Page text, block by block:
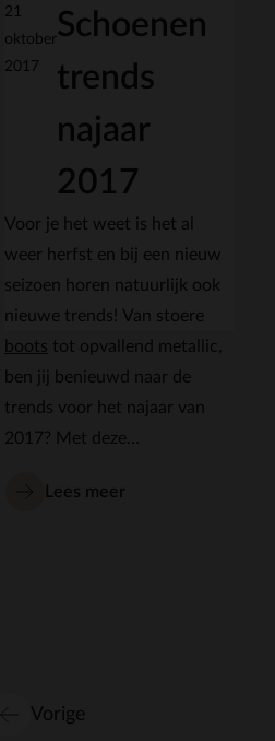
21
oktober
2017
Schoenen
trends
najaar
2017
Voor je het weet is het al
weer herfst en bij een nieuw
seizoen horen natuurlijk ook
nieuwe trends! Van stoere
boots tot opvallend metallic,
ben jij benieuwd naar de
trends voor het najaar van
2017? Met deze
show!Lees meer
Vorige